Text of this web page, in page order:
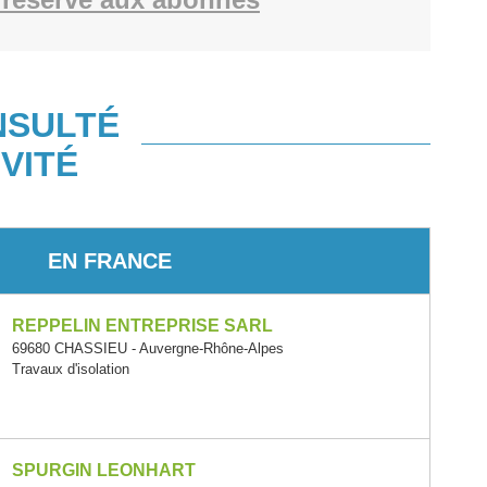
EN FRANCE
REPPELIN ENTREPRISE SARL
69680 CHASSIEU - Auvergne-Rhône-Alpes
Travaux d'isolation
SPURGIN LEONHART